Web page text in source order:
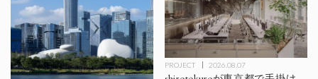
PROJECT 2026.08.07